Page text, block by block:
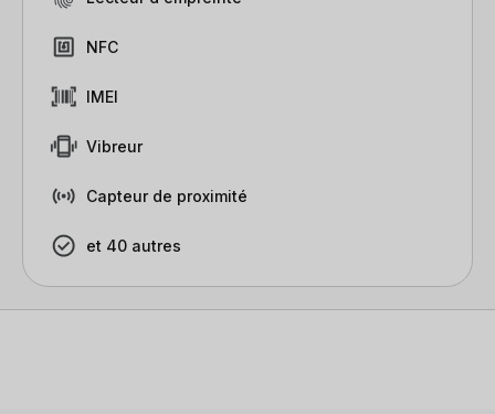
NFC
IMEI
Vibreur
Capteur de proximité
et 40 autres